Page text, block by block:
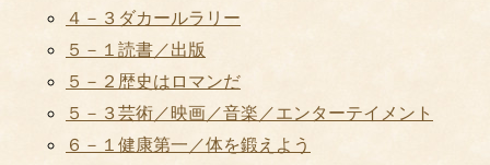
４－３ダカールラリー
５－１読書／出版
５－２歴史はロマンだ
５－３芸術／映画／音楽／エンターテイメント
６－１健康第一／体を鍛えよう